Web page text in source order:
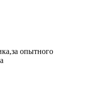
опытного